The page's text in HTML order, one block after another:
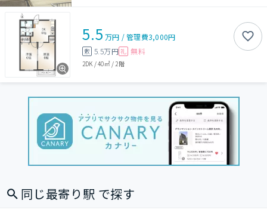
5.5 万円 /管理費3,000円
敷 5.5万円 礼 無料
2DK /40㎡/ 2階
同じ最寄り駅 で探す